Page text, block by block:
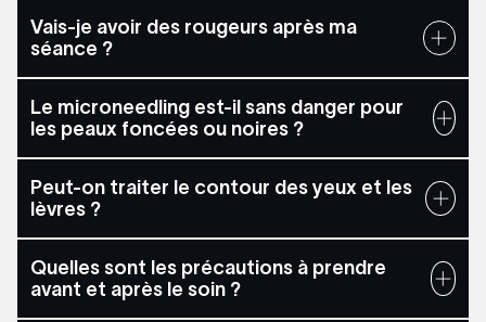
Vais-je avoir des rougeurs après ma
séance ?
Le microneedling est-il sans danger pour
les peaux foncées ou noires ?
Peut-on traiter le contour des yeux et les
lèvres ?
Quelles sont les précautions à prendre
avant et après le soin ?